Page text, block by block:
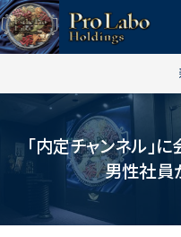
「内定チャンネル」
男性社員
p
a
g
s
t
a
g
r